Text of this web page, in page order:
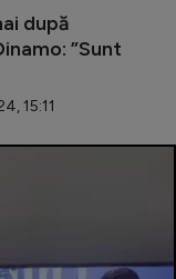
după
”Sunt
15:11